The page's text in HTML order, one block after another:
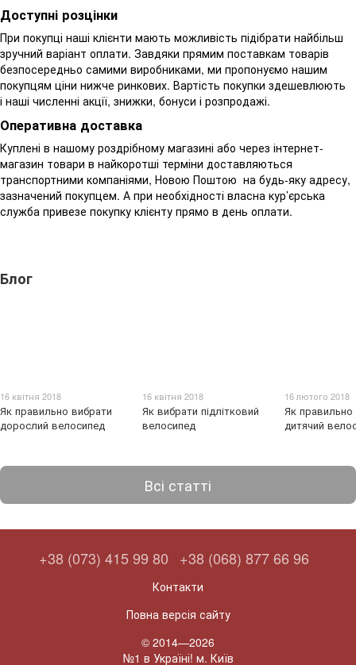
Доступні розцінки
При покупці наші клієнти мають можливість підібрати найбільш
зручний варіант оплати. Завдяки прямим поставкам товарів
безпосередньо самими виробниками, ми пропонуємо нашим
покупцям ціни нижче ринкових. Вартість покупки здешевлюють
і наші численні акції, знижки, бонуси і розпродажі.
Оперативна доставка
Куплені в нашому роздрібному магазині або через інтернет-
магазин товари в найкоротші терміни доставляються
транспортними компаніями, Новою Поштою на будь-яку адресу,
зазначений покупцем. А при необхідності власна кур’єрська
служба привезе покупку клієнту прямо в день оплати.
Блог
16 квітня 2018
Як правильно вибрати
дорослий велосипед
16 квітня 2018
Як вибрати підлітковий
велосипед
16 лютого 2018
Як правильно
дитячий
Всі статті
+38 (073) 415 99 80 +38 (068) 877 66 96
Контакти
Повна версія сайту
© 2014—2026
№1 в Україні! м. Київ